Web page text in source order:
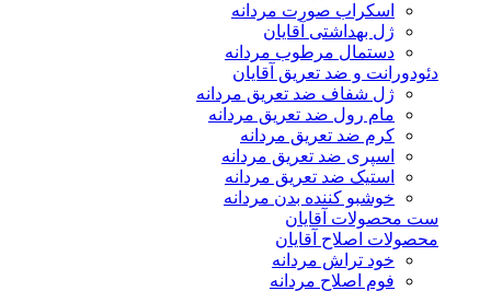
اسکراب صورت مردانه
ژل بهداشتی آقایان
دستمال مرطوب مردانه
دئودورانت و ضد تعریق آقایان
ژل شفاف ضد تعریق مردانه
مام رول ضد تعریق مردانه
کرم ضد تعریق مردانه
اسپری ضد تعریق مردانه
استیک ضد تعریق مردانه
خوشبو کننده بدن مردانه
ست محصولات آقایان
محصولات اصلاح آقایان
خود تراش مردانه
فوم اصلاح مردانه